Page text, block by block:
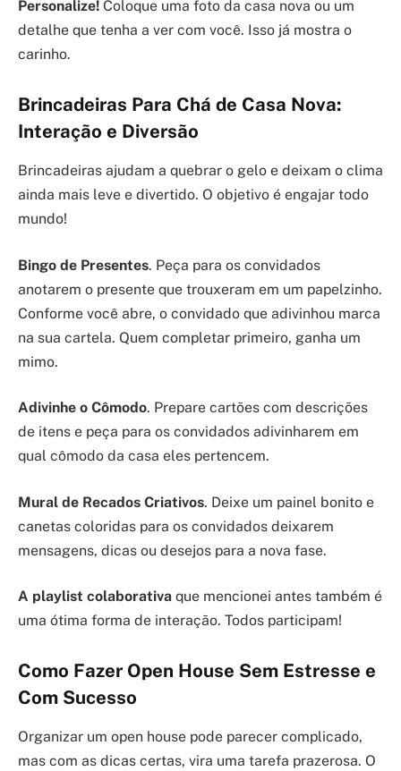
Personalize! Coloque uma foto da casa nova ou um
detalhe que tenha a ver com você. Isso já mostra o
carinho.
Brincadeiras Para Chá de Casa Nova:
Interação e Diversão
Brincadeiras ajudam a quebrar o gelo e deixam o clima
ainda mais leve e divertido. O objetivo é engajar todo
mundo!
Bingo de Presentes. Peça para os convidados
anotarem o presente que trouxeram em um papelzinho.
Conforme você abre, o convidado que adivinhou marca
na sua cartela. Quem completar primeiro, ganha um
mimo.
Adivinhe o Cômodo. Prepare cartões com descrições
de itens e peça para os convidados adivinharem em
qual cômodo da casa eles pertencem.
Mural de Recados Criativos. Deixe um painel bonito e
canetas coloridas para os convidados deixarem
mensagens, dicas ou desejos para a nova fase.
A playlist colaborativa que mencionei antes também é
uma ótima forma de interação. Todos participam!
Como Fazer Open House Sem Estresse e
Com Sucesso
Organizar um open house pode parecer complicado,
mas com as dicas certas, vira uma tarefa prazerosa. O